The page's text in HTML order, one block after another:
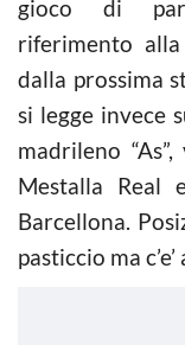
gioco di
riferimento
dalla prossima
si legge invece
madrileno
Mestalla Real
Barcellona.
pasticcio ma